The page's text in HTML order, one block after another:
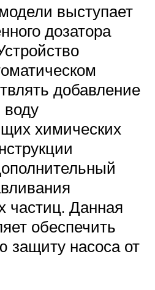
выступает
дозатора
добавление
химических
частиц. Данная
обеспечить
защиту насоса от